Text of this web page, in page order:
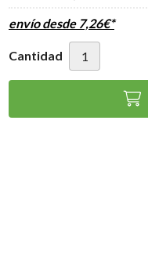
envío desde 7,26€*
Cantidad